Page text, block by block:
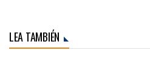
LEA TAMBIÉN